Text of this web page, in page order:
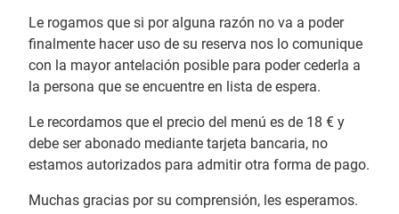
Le rogamos que si por alguna razón no va a poder
finalmente hacer uso de su reserva nos lo comunique
con la mayor antelación posible para poder cederla a
la persona que se encuentre en lista de espera.
Le recordamos que el precio del menú es de 18 € y
debe ser abonado mediante tarjeta bancaria, no
estamos autorizados para admitir otra forma de pago.
Muchas gracias por su comprensión, les esperamos.